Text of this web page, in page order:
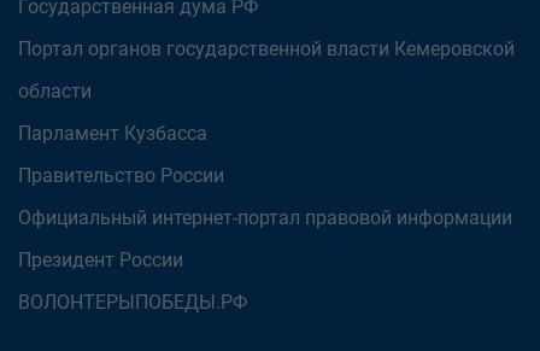
Государственная дума РФ
Портал органов государственной власти Кемеровской
области
Парламент Кузбасса
Правительство России
Официальный интернет-портал правовой информации
Президент России
ВОЛОНТЕРЫПОБЕДЫ.РФ